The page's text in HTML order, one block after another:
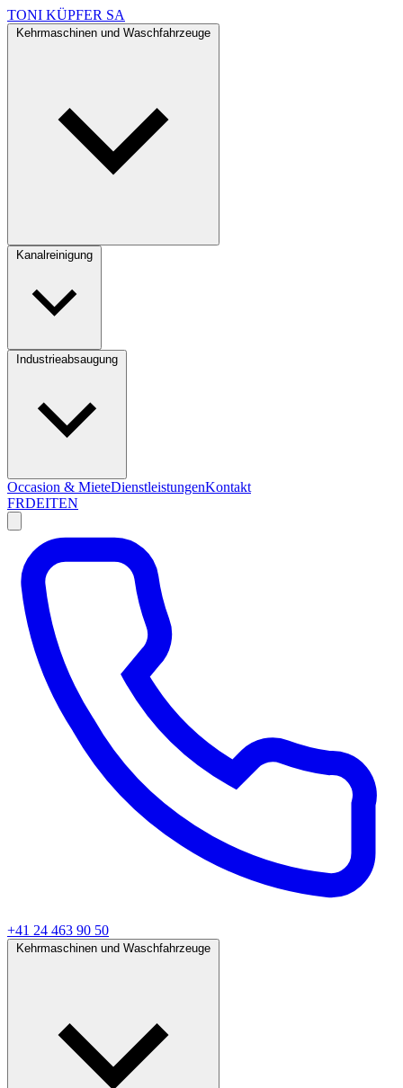
TONI KÜPFER SA
Occasion & MieteDienstleistungenKontakt
FRDEITEN
+41 24 463 90 50